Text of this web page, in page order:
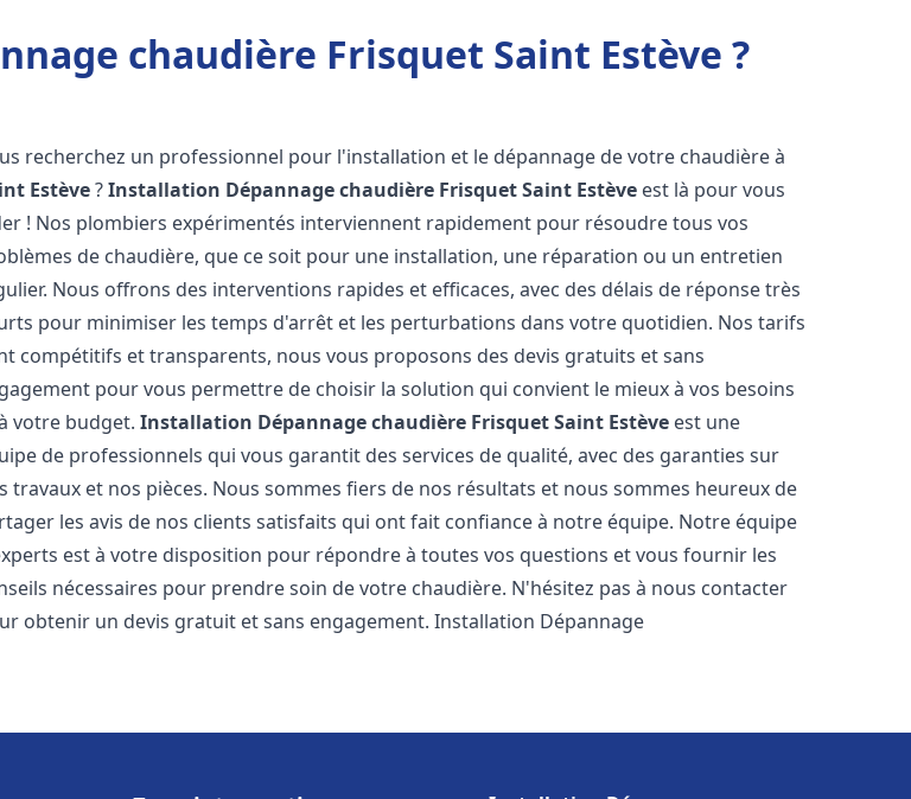
chaudière Frisquet Saint Estève ?
recherchez un professionnel pour l'installation et le dépannage de votre chaudière à
Estève?Installation Dépannage chaudière FrisquetSaint Estève est là pour vous
! Nos plombiers expérimentés interviennent rapidement pour résoudre tous vos
de chaudière, que ce soit pour une installation, une réparation ou un entretien
Nous offrons des interventions rapides et efficaces, avec des délais de réponse très
pour minimiser les temps d'arrêt et les perturbations dans votre quotidien. Nos tarifs
compétitifs et transparents, nous vous proposons des devis gratuits et sans
pour vous permettre de choisir la solution qui convient le mieux à vos besoins
votre budget.Installation Dépannage chaudière FrisquetSaint Estève est une
de professionnels qui vous garantit des services de qualité, avec des garanties sur
travaux et nos pièces. Nous sommes fiers de nos résultats et nous sommes heureux de
les avis de nos clients satisfaits qui ont fait confiance à notre équipe. Notre équipe
est à votre disposition pour répondre à toutes vos questions et vous fournir les
nécessaires pour prendre soin de votre chaudière. N'hésitez pas à nous contacter
obtenir un devis gratuit et sans engagement. Installation Dépannage